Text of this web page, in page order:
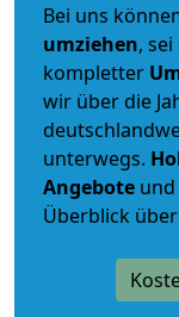
Bei uns
umziehen, sei
kompletter
wir über die
unterwegs.
Angebote
Überblick